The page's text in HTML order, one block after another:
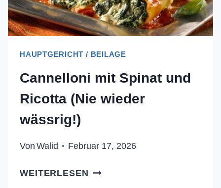
HAUPTGERICHT / BEILAGE
Cannelloni mit Spinat und
Ricotta (Nie wieder
wässrig!)
Von Walid Februar 17, 2026
WEITERLESEN CANNELLONI